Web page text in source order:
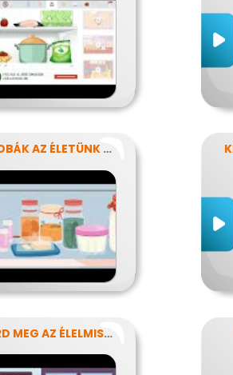
MIKROBÁK AZ ÉLETÜNK SZÁMOS TERÜLETÉN
ISMERD MEG AZ ÉLELMISZEREK TITKAIT!